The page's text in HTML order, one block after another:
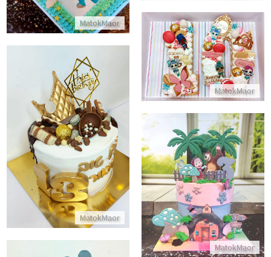
MatokMaor
MatokMaor
עוגת מספרים בעיצוב לול LOL
התקשר/י
MatokMaor
עוגת בר מצווה
התקשר/י
MatokMaor
עוגת מאשה והדב
התקשר/י